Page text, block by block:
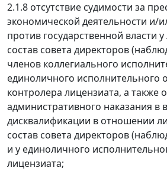
2.1.8 отсутствие судимости за
экономической деятельности и/
против государственной власти
состав совета директоров
членов коллегиального
единоличного исполнительного
контролера лицензиата, а также
административного наказания в
дисквалификации в отношении
состав совета директоров
и у единоличного
лицензиата;